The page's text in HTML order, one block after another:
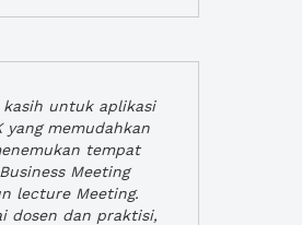
kasih untuk aplikasi
yang memudahkan
tempat
Meeting
lecture Meeting.
dosen dan praktisi,